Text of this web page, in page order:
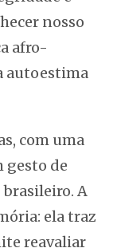
nosso
afro-
autoestima
com uma
gesto de
A
ela traz
reavaliar